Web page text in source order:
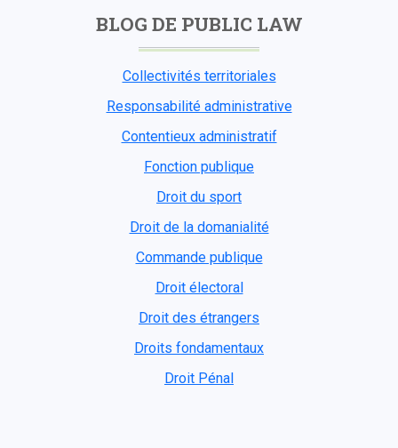
BLOG DE PUBLIC LAW
Collectivités territoriales
Responsabilité administrative
Contentieux administratif
Fonction publique
Droit du sport
Droit de la domanialité
Commande publique
Droit électoral
Droit des étrangers
Droits fondamentaux
Droit Pénal